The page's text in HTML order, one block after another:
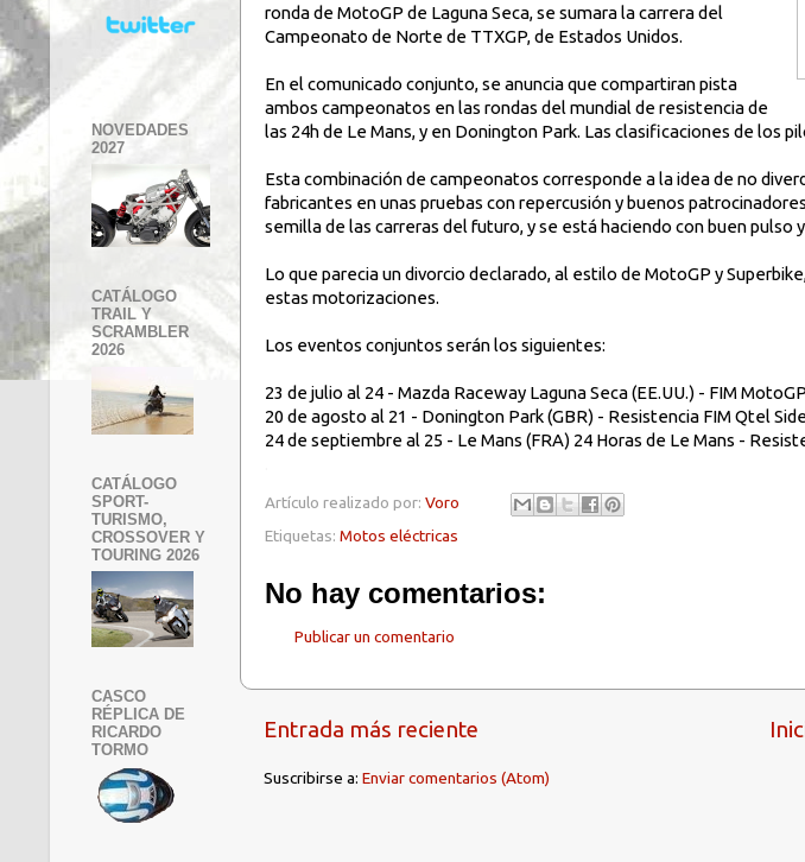
ronda de MotoGP de Laguna Seca, se sumara la carrera del
Campeonato de Norte de TTXGP, de Estados Unidos.
En el comunicado conjunto, se anuncia que compartiran pista
ambos campeonatos en las rondas del mundial de resistencia de
las 24h de Le Mans, y en Donington Park. Las clasificaciones de los
Esta combinación de campeonatos corresponde a la idea de no
fabricantes en unas pruebas con repercusión y buenos
semilla de las carreras del futuro, y se está haciendo con buen pulso
Lo que parecia un divorcio declarado, al estilo de MotoGP y
estas motorizaciones.
Los eventos conjuntos serán los siguientes:
23 de julio al 24 - Mazda Raceway Laguna Seca (EE.UU.) - FIM
20 de agosto al 21 - Donington Park (GBR) - Resistencia FIM Qtel
24 de septiembre al 25 - Le Mans (FRA) 24 Horas de Le Mans -
Artículo realizado por: Voro
Etiquetas: Motos eléctricas
No hay comentarios:
Publicar un comentario
Entrada más reciente
Suscribirse a: Enviar comentarios (Atom)
NOVEDADES
2027
CATÁLOGO
TRAIL Y
SCRAMBLER
2026
CATÁLOGO
SPORT-
TURISMO,
CROSSOVER Y
TOURING 2026
CASCO
RÉPLICA DE
RICARDO
TORMO